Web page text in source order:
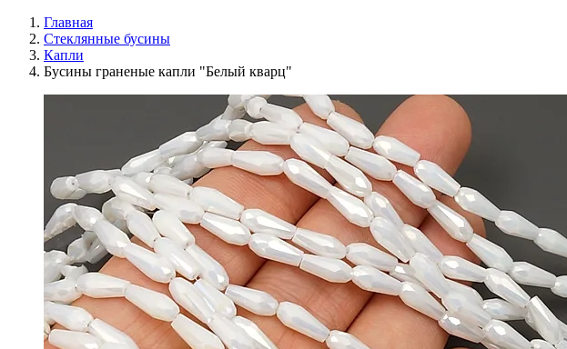
Главная
Стеклянные бусины
Капли
Бусины граненые капли "Белый кварц"